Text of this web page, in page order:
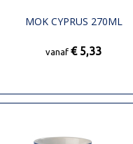
MOK CYPRUS 270ML
vanaf € 5,33